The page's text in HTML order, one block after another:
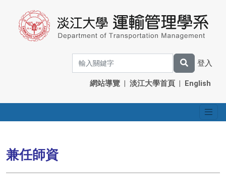
登入
網站導覽 | 淡江大學首頁 | English
兼任師資